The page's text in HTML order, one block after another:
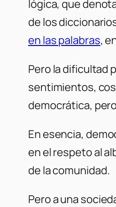
lógica, que
de los
en las palabras,
Pero la dificultad
sentimientos,
democrática,
En esencia,
en el respeto al
de la comunidad.
Pero a una